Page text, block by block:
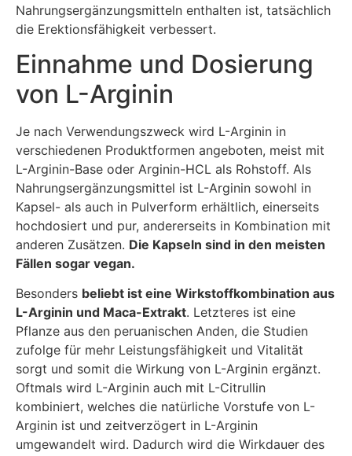
Nahrungsergänzungsmitteln enthalten ist, tatsächlich
die Erektionsfähigkeit verbessert.
Einnahme und Dosierung
von L-Arginin
Je nach Verwendungszweck wird L-Arginin in
verschiedenen Produktformen angeboten, meist mit
L-Arginin-Base oder Arginin-HCL als Rohstoff. Als
Nahrungsergänzungsmittel ist L-Arginin sowohl in
Kapsel- als auch in Pulverform erhältlich, einerseits
hochdosiert und pur, andererseits in Kombination mit
anderen Zusätzen. Die Kapseln sind in den meisten
Fällen sogar vegan.
Besonders beliebt ist eine Wirkstoffkombination aus
L-Arginin und Maca-Extrakt. Letzteres ist eine
Pflanze aus den peruanischen Anden, die Studien
zufolge für mehr Leistungsfähigkeit und Vitalität
sorgt und somit die Wirkung von L-Arginin ergänzt.
Oftmals wird L-Arginin auch mit L-Citrullin
kombiniert, welches die natürliche Vorstufe von L-
Arginin ist und zeitverzögert in L-Arginin
umgewandelt wird. Dadurch wird die Wirkdauer des